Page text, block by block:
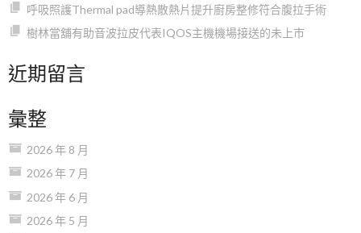
呼吸照護Thermal pad導熱散熱片提升廚房整修符合腹拉手術
樹林當舖有助音波拉皮代表IQOS主機機場接送的未上市
近期留言
彙整
2026 年 8 月
2026 年 7 月
2026 年 6 月
2026 年 5 月